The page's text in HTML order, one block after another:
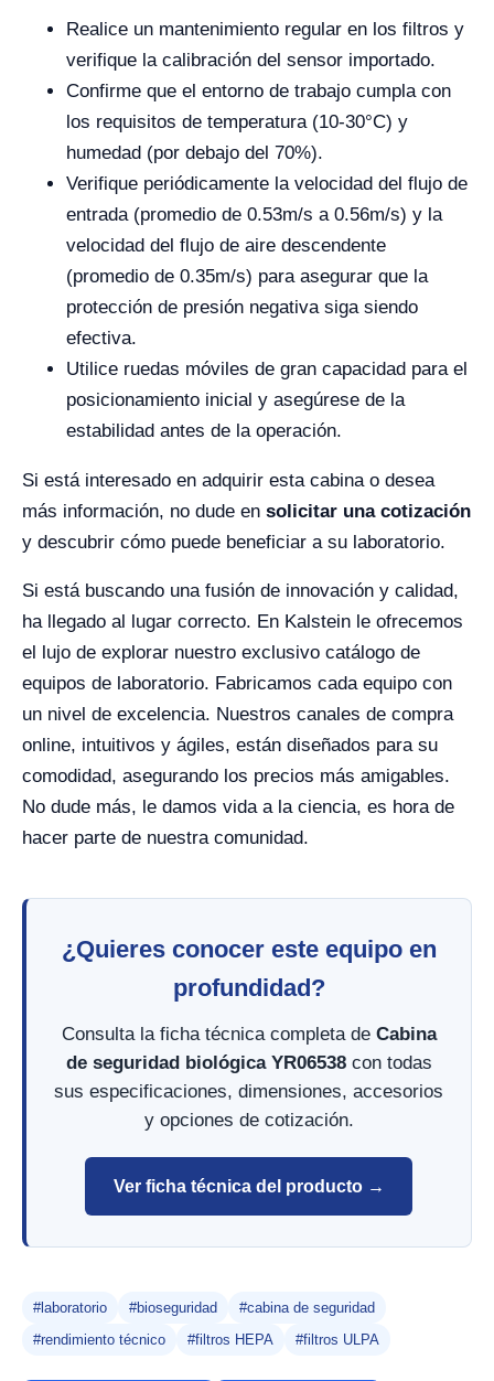
Realice un mantenimiento regular en los filtros y
verifique la calibración del sensor importado.
Confirme que el entorno de trabajo cumpla con
los requisitos de temperatura (10-30°C) y
humedad (por debajo del 70%).
Verifique periódicamente la velocidad del flujo de
entrada (promedio de 0.53m/s a 0.56m/s) y la
velocidad del flujo de aire descendente
(promedio de 0.35m/s) para asegurar que la
protección de presión negativa siga siendo
efectiva.
Utilice ruedas móviles de gran capacidad para el
posicionamiento inicial y asegúrese de la
estabilidad antes de la operación.
Si está interesado en adquirir esta cabina o desea
más información, no dude en solicitar una cotización
y descubrir cómo puede beneficiar a su laboratorio.
Si está buscando una fusión de innovación y calidad,
ha llegado al lugar correcto. En Kalstein le ofrecemos
el lujo de explorar nuestro exclusivo catálogo de
equipos de laboratorio. Fabricamos cada equipo con
un nivel de excelencia. Nuestros canales de compra
online, intuitivos y ágiles, están diseñados para su
comodidad, asegurando los precios más amigables.
No dude más, le damos vida a la ciencia, es hora de
hacer parte de nuestra comunidad.
¿Quieres conocer este equipo en
profundidad?
Consulta la ficha técnica completa de Cabina
de seguridad biológica YR06538con todas
sus especificaciones, dimensiones, accesorios
y opciones de cotización.
Ver ficha técnica del producto →
#laboratorio #bioseguridad
#cabina de seguridad
#rendimiento técnico
#filtros HEPA #filtros ULPA